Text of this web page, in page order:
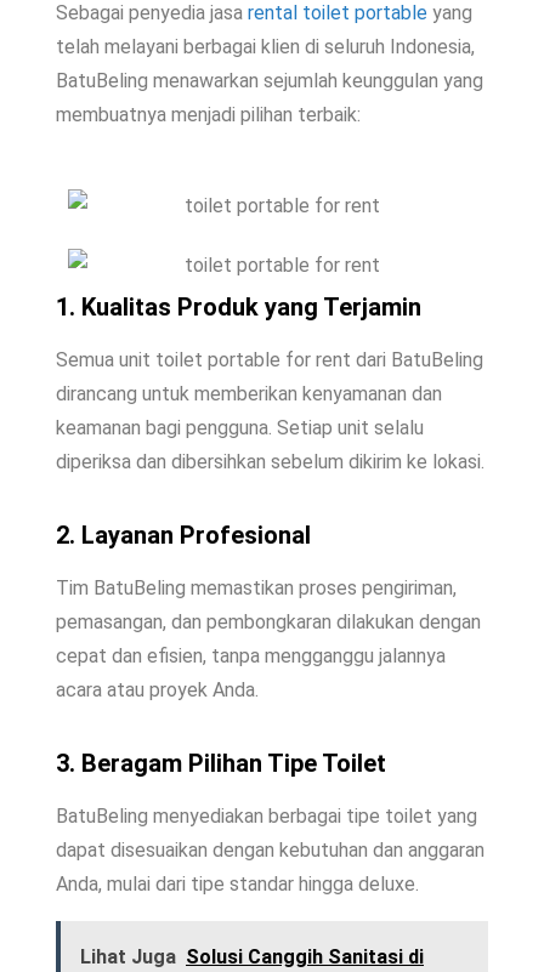
Sebagai penyedia jasa rental toilet portable yang
telah melayani berbagai klien di seluruh Indonesia,
BatuBeling menawarkan sejumlah keunggulan yang
membuatnya menjadi pilihan terbaik:
1. Kualitas Produk yang Terjamin
Semua unit toilet portable for rent dari BatuBeling
dirancang untuk memberikan kenyamanan dan
keamanan bagi pengguna. Setiap unit selalu
diperiksa dan dibersihkan sebelum dikirim ke lokasi.
2. Layanan Profesional
Tim BatuBeling memastikan proses pengiriman,
pemasangan, dan pembongkaran dilakukan dengan
cepat dan efisien, tanpa mengganggu jalannya
acara atau proyek Anda.
3. Beragam Pilihan Tipe Toilet
BatuBeling menyediakan berbagai tipe toilet yang
dapat disesuaikan dengan kebutuhan dan anggaran
Anda, mulai dari tipe standar hingga deluxe.
Lihat Juga Solusi Canggih Sanitasi di